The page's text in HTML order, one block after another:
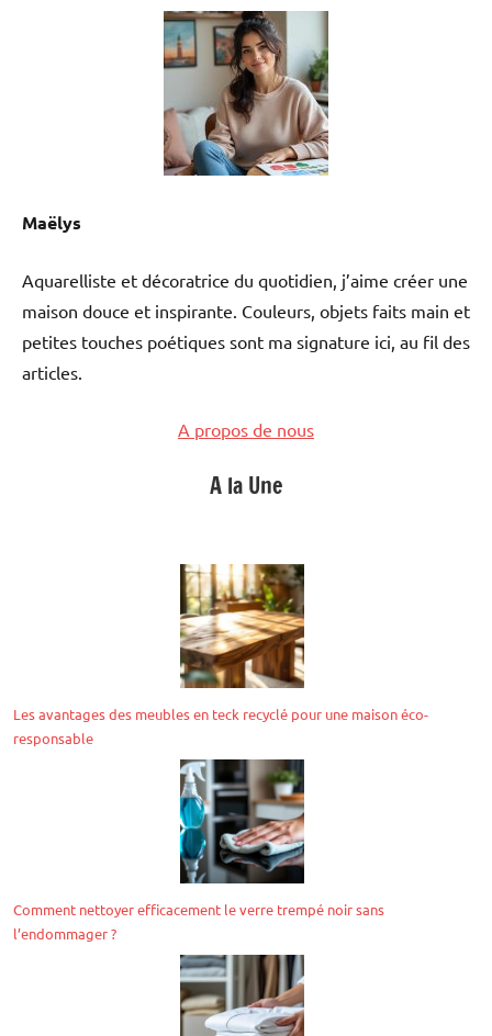
Maëlys
Aquarelliste et décoratrice du quotidien, j’aime créer une
maison douce et inspirante. Couleurs, objets faits main et
petites touches poétiques sont ma signature ici, au fil des
articles.
A propos de nous
A la Une
Les avantages des meubles en teck recyclé pour une maison éco-
responsable
Comment nettoyer efficacement le verre trempé noir sans
l’endommager ?